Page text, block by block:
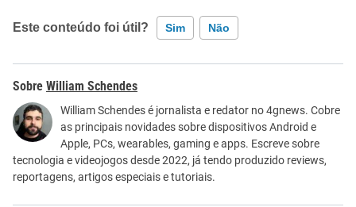
Este conteúdo foi útil? Sim Não
Este conteúdo contém informação incorreta
Este conteúdo não tem a informação que procuro
Outro
William Schendes
William Schendes é jornalista e redator no 4gnews. Cobre
as principais novidades sobre dispositivos Android e
Apple, PCs, wearables, gaming e apps. Escreve sobre
tecnologia e videojogos desde 2022, já tendo produzido reviews,
reportagens, artigos especiais e tutoriais.